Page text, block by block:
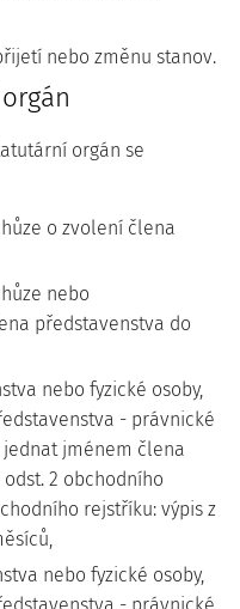
nebo změnu stanov.
orgán se
o zvolení člena
nebo
představenstva do
nebo fyzické osoby,
- právnické
jednat jménem člena
2 obchodního
rejstříku: výpis z
nebo fyzické osoby,